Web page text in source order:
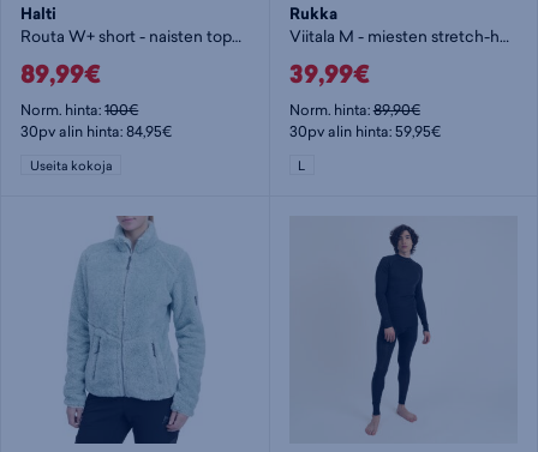
Halti
Routa W+ short - naisten toppahousut
89,99€
Norm. hinta:100€
30pv alin hinta: 84,95€
Useita kokoja
Rukka
Viitala M - miesten stretch-housut
39,99€
Norm. hinta:89,90€
30pv alin hinta: 59,95€
L